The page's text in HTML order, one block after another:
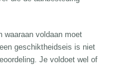
waaraan voldaan moet
geschiktheidseis is niet
Je voldoet wel of